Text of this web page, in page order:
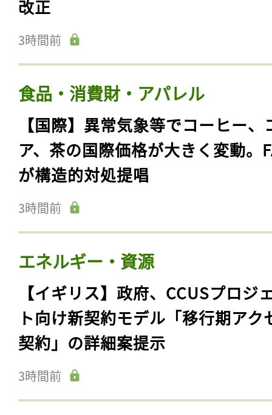
改正
3時間前
食品・消費財・アパレル
【国際】異常気象等でコーヒー、
ア、茶の国際価格が大きく変動。
が構造的対処提唱
3時間前
エネルギー・資源
【イギリス】政府、CCUSプロジ
ト向け新契約モデル「移行期アク
契約」の詳細案提示
3時間前